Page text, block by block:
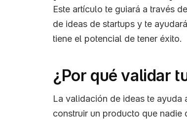
Este artículo te guiará a través
de ideas de startups y te
tiene el potencial de tener éxito.
¿Por qué validar
La validación de ideas te ayuda
construir un producto que nadie